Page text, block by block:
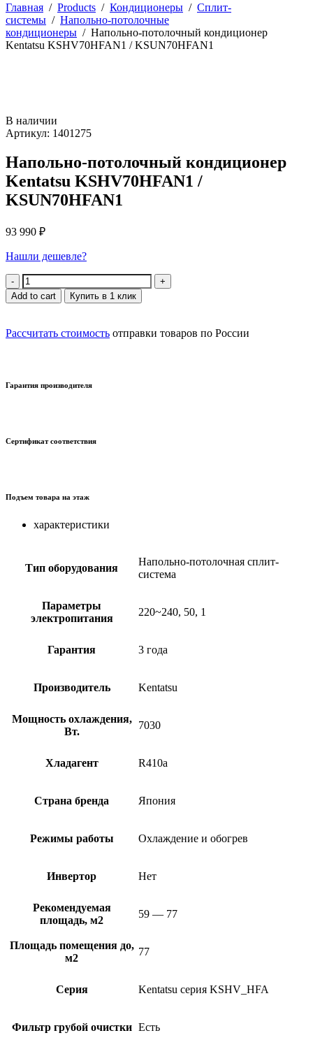
Главная / Products / Кондиционеры / Сплит-
системы / Напольно-потолочные
кондиционеры / Напольно-потолочный кондиционер
Kentatsu KSHV70HFAN1 / KSUN70HFAN1
В наличии
Артикул: 1401275
Напольно-потолочный кондиционер
Kentatsu KSHV70HFAN1 /
KSUN70HFAN1
93 990 ₽
Нашли дешевле?
Quantity
Add to cart Купить в 1 клик
Рассчитать стоимость отправки товаров по России
Гарантия производителя
Сертификат соответствия
Подъем товара на этаж
характеристики
Тип оборудования
Напольно-потолочная сплит-
система
Параметры
электропитания
220~240, 50, 1
Гарантия 3 года
Производитель Kentatsu
Мощность охлаждения,
Вт.
7030
Хладагент R410a
Страна бренда Япония
Режимы работы Охлаждение и обогрев
Инвертор Нет
Рекомендуемая
площадь, м2
59 — 77
Площадь помещения до,
м2
77
Серия Kentatsu серия KSHV_HFA
Фильтр грубой очистки Есть